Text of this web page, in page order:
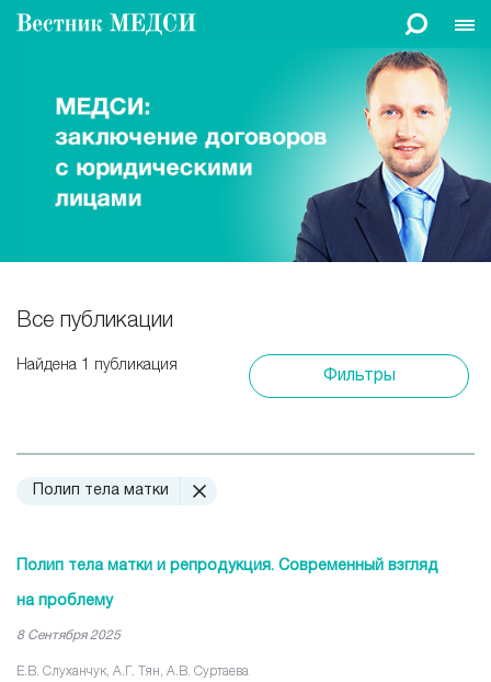
Все публикации
Найдена 1 публикация
Фильтры
Полип тела матки
Полип тела матки и репродукция. Современный взгляд
на проблему
8 Сентября 2025
Е.В. Слуханчук, А.Г. Тян, А.В. Суртаева